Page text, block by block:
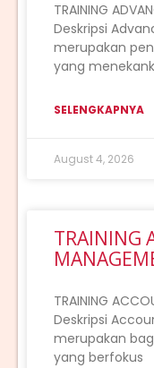
TRAINING
Deskripsi
merupakan
yang
SELENGKAPNYA
August 4, 2026
TRAINING
TRAINING
Deskripsi
merupakan
yang berfokus